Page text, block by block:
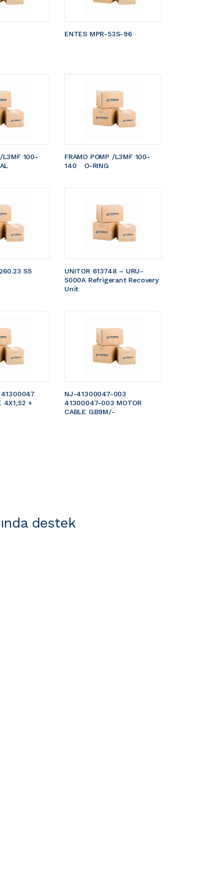
ENTES MPR-53S-96
/L3MF 100-
FRAMO POMP /L3MF 100-
140	O-RING
S5
UNITOR 613748 – URU-
5000A Refrigerant Recovery
Unit
4X1,52 +
NJ-41300047-003
41300047-003 MOTOR
CABLE GB9M/-
destek